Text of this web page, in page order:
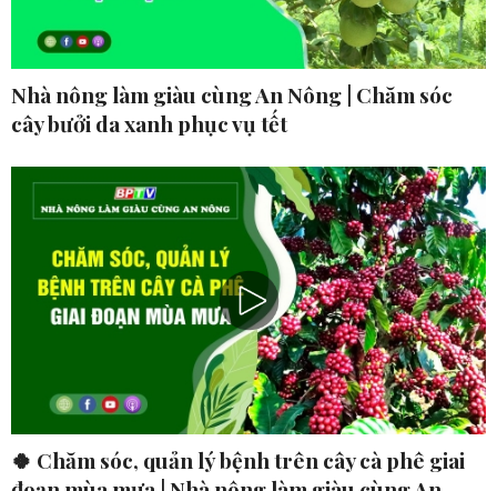
Nhà nông làm giàu cùng An Nông | Chăm sóc
cây bưởi da xanh phục vụ tết
🍀 Chăm sóc, quản lý bệnh trên cây cà phê giai